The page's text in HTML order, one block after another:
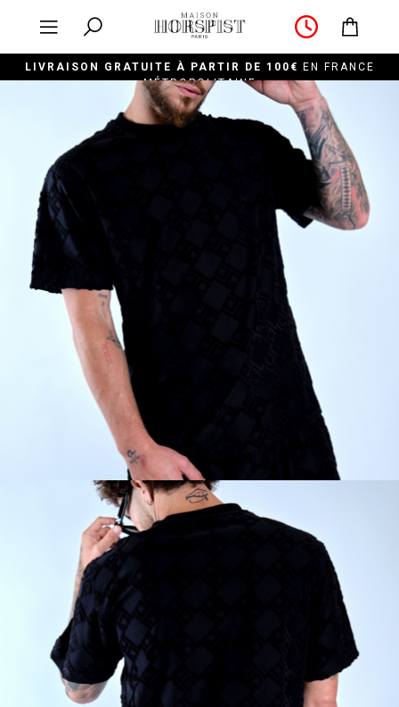
LIVRAISON GRATUITE À PARTIR DE 100€
EN FRANCE
MÉTROPOLITAINE